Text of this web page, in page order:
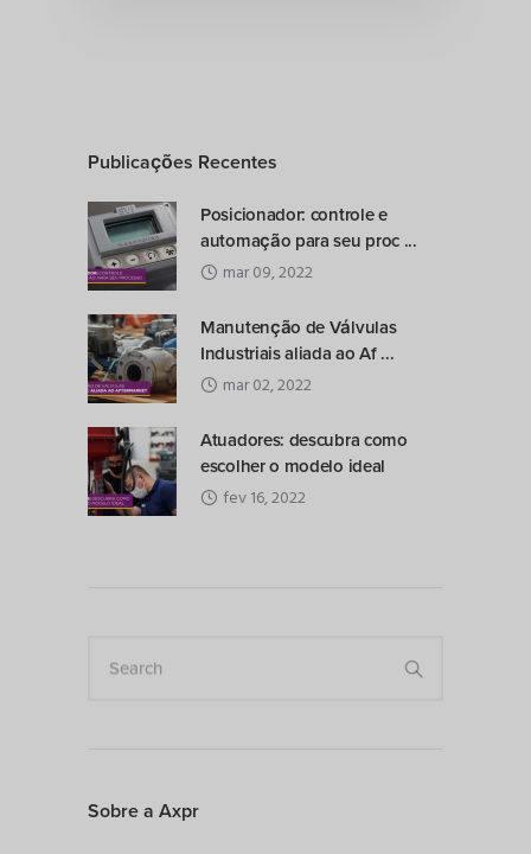
Publicações Recentes
Posicionador: controle e
automação para seu proc ...
mar 09, 2022
Manutenção de Válvulas
Industriais aliada ao Af ...
mar 02, 2022
Atuadores: descubra como
escolher o modelo ideal
fev 16, 2022
Search
Sobre a Axpr